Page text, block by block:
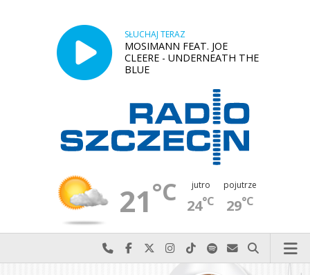
SŁUCHAJ TERAZ
MOSIMANN FEAT. JOE
CLEERE - UNDERNEATH THE
BLUE
21°C jutro
24°C
pojutrze
29°C
Najlepiej po prostu do nas zadzwoń
Odwiedź nas na Facebook-u
Odwiedź nas na X
Odwiedź nas na Instagram-ie
Odwiedź nas na TikTok-u
Szukaj nas na Spotify
Wyślij do nas
Szukaj